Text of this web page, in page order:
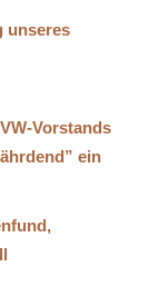
unseres
Vorstands
ein